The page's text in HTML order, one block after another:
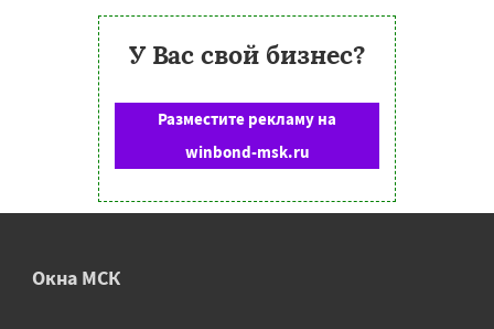
У Вас свой бизнес?
Разместите рекламу на
winbond-msk.ru
Окна МСК